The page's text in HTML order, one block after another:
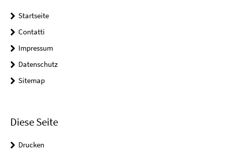
Startseite
Contatti
Impressum
Datenschutz
Sitemap
Diese Seite
Drucken